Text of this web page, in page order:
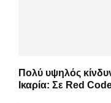
Πολύ υψηλός
Ικαρία: Σε Red